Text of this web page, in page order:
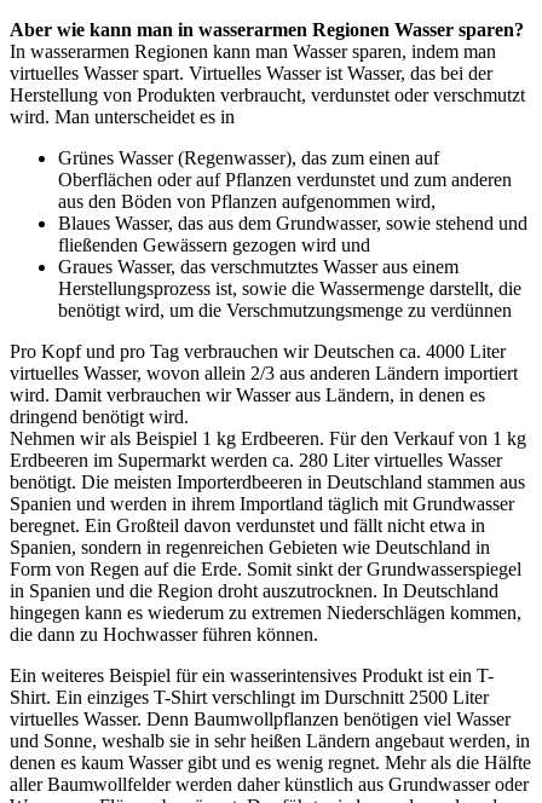
Aber wie kann man in wasserarmen Regionen Wasser sparen?
In wasserarmen Regionen kann man Wasser sparen, indem man
virtuelles Wasser spart. Virtuelles Wasser ist Wasser, das bei der
Herstellung von Produkten verbraucht, verdunstet oder verschmutzt
wird. Man unterscheidet es in
Grünes Wasser (Regenwasser), das zum einen auf
Oberflächen oder auf Pflanzen verdunstet und zum anderen
aus den Böden von Pflanzen aufgenommen wird,
Blaues Wasser, das aus dem Grundwasser, sowie stehend und
fließenden Gewässern gezogen wird und
Graues Wasser, das verschmutztes Wasser aus einem
Herstellungsprozess ist, sowie die Wassermenge darstellt, die
benötigt wird, um die Verschmutzungsmenge zu verdünnen
Pro Kopf und pro Tag verbrauchen wir Deutschen ca. 4000 Liter
virtuelles Wasser, wovon allein 2/3 aus anderen Ländern importiert
wird. Damit verbrauchen wir Wasser aus Ländern, in denen es
dringend benötigt wird.
Nehmen wir als Beispiel 1 kg Erdbeeren. Für den Verkauf von 1 kg
Erdbeeren im Supermarkt werden ca. 280 Liter virtuelles Wasser
benötigt. Die meisten Importerdbeeren in Deutschland stammen aus
Spanien und werden in ihrem Importland täglich mit Grundwasser
beregnet. Ein Großteil davon verdunstet und fällt nicht etwa in
Spanien, sondern in regenreichen Gebieten wie Deutschland in
Form von Regen auf die Erde. Somit sinkt der Grundwasserspiegel
in Spanien und die Region droht auszutrocknen. In Deutschland
hingegen kann es wiederum zu extremen Niederschlägen kommen,
die dann zu Hochwasser führen können.
Ein weiteres Beispiel für ein wasserintensives Produkt ist ein T-
Shirt. Ein einziges T-Shirt verschlingt im Durschnitt 2500 Liter
virtuelles Wasser. Denn Baumwollpflanzen benötigen viel Wasser
und Sonne, weshalb sie in sehr heißen Ländern angebaut werden, in
denen es kaum Wasser gibt und es wenig regnet. Mehr als die Hälfte
aller Baumwollfelder werden daher künstlich aus Grundwasser oder